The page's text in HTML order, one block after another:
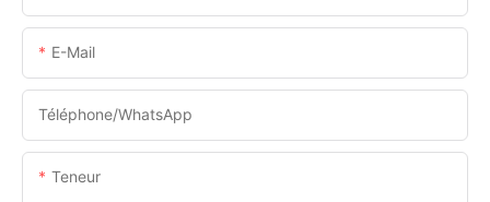
E-Mail
Téléphone/WhatsApp
Teneur